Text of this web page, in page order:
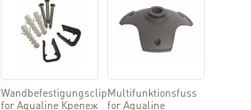
Wandbefestigungsclip
for Aqualine Крепеж
Multifunktionsfuss
for Aqualine